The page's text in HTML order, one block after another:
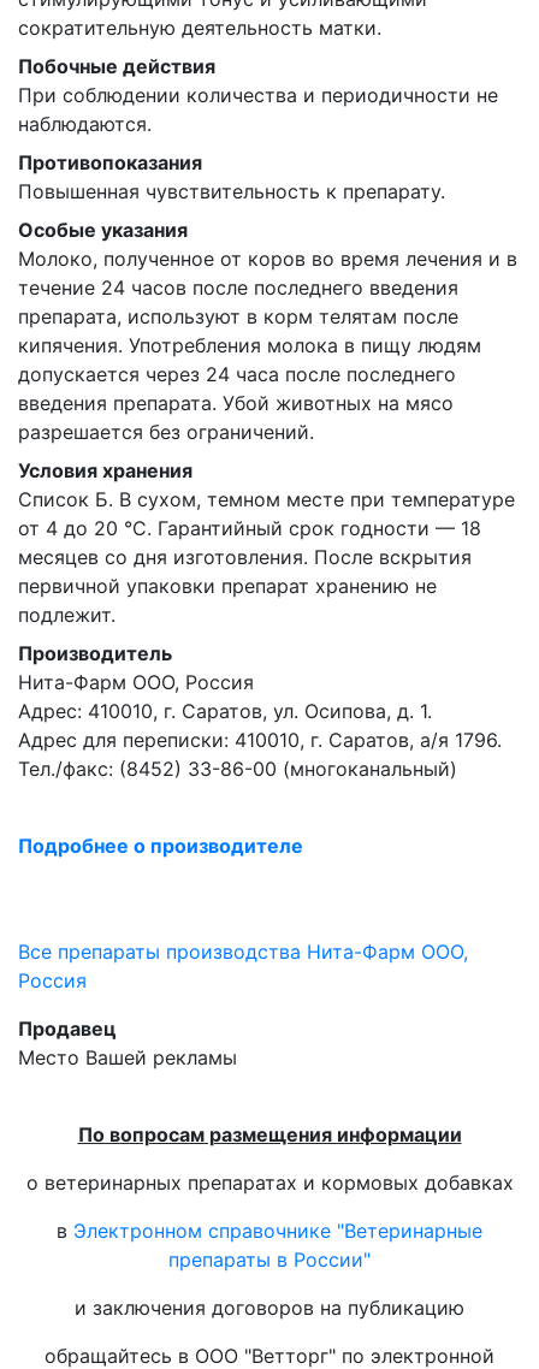
сократительную деятельность матки.
Побочные действия
При соблюдении количества и периодичности не
наблюдаются.
Противопоказания
Повышенная чувствительность к препарату.
Особые указания
Молоко, полученное от коров во время лечения и в
течение 24 часов после последнего введения
препарата, используют в корм телятам после
кипячения. Употребления молока в пищу людям
допускается через 24 часа после последнего
введения препарата. Убой животных на мясо
разрешается без ограничений.
Условия хранения
Список Б. В сухом, темном месте при температуре
от 4 до 20 °С. Гарантийный срок годности — 18
месяцев со дня изготовления. После вскрытия
первичной упаковки препарат хранению не
подлежит.
Производитель
Нита-Фарм ООО, Россия
Адрес: 410010, г. Саратов, ул. Осипова, д. 1.
Адрес для переписки: 410010, г. Саратов, а/я 1796.
Тел./факс: (8452) 33-86-00 (многоканальный)
Подробнее о производителе
Все препараты производства Нита-Фарм ООО,
Россия
Продавец
Место Вашей рекламы
По вопросам размещения информации
о ветеринарных препаратах и кормовых добавках
в Электронном справочнике "Ветеринарные
препараты в России"
и заключения договоров на публикацию
обращайтесь в ООО "Ветторг" по электронной